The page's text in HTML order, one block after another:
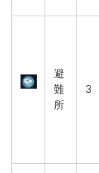
避
難
所
3